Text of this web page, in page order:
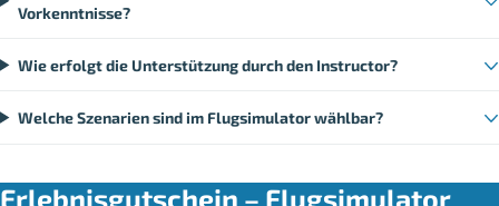
Vorkenntnisse?
Wie erfolgt die Unterstützung durch den Instructor?
Welche Szenarien sind im Flugsimulator wählbar?
Erlebnisgutschein – Flugsimulator